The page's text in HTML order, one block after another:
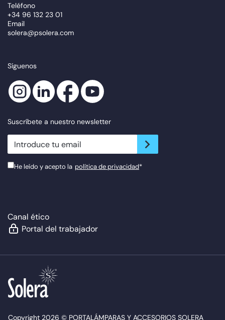
Teléfono
+34 96 132 23 01
Email
solera@psolera.com
Síguenos
Suscríbete a nuestro newsletter
newsletter.suscribe
He leído y acepto la política de privacidad*
Canal ético
Portal del trabajador
Copyright 2026 © PORTALÁMPARAS Y ACCESORIOS SOLERA